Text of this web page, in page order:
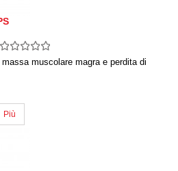
muscolare magra e perdita di
Più